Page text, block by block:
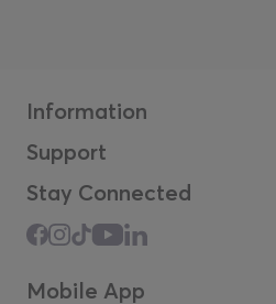
Information
Support
Stay Connected
Mobile App